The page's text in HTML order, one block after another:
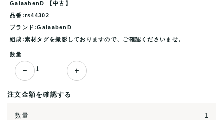
GalaabenD 【中古】
品番:rs44302
ブランド:GalaabenD
組成:素材タグを撮影しておりますので、ご確認くださいませ。
数量
注文金額を確認する
数量
1